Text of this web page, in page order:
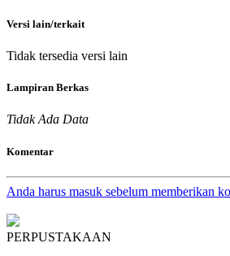
Versi lain/terkait
Tidak tersedia versi lain
Lampiran Berkas
Tidak Ada Data
Komentar
Anda harus masuk sebelum memberikan
PERPUSTAKAAN